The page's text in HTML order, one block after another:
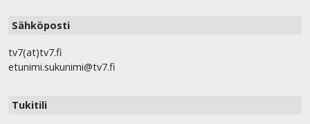
Sähköposti
tv7(at)tv7.fi
etunimi.sukunimi@tv7.fi
Tukitili